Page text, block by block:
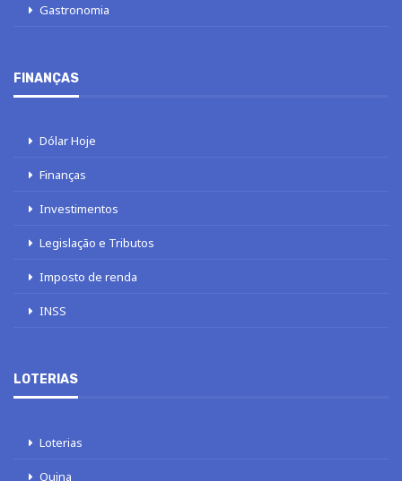
Gastronomia
FINANÇAS
Dólar Hoje
Finanças
Investimentos
Legislação e Tributos
Imposto de renda
INSS
LOTERIAS
Loterias
Quina